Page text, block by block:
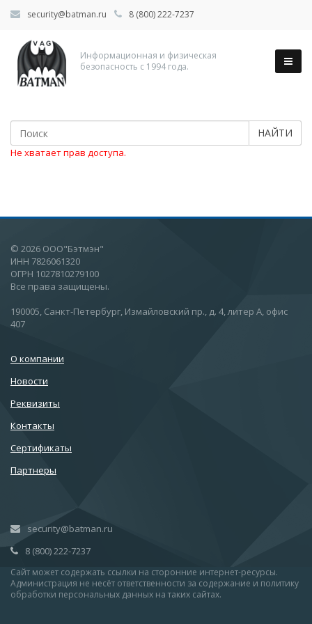
security@batman.ru 8 (800) 222-7237
Информационная и физическая
безопасность с 1994 года.
НАЙТИ
Не хватает прав доступа.
© 2026 ООО"Бэтмэн"
ИНН 7826061320
ОГРН 1027810279100
Все права защищены.
190005, Санкт-Петербург, Измайловский пр., д. 4, литер А, офис
407
О компании
Новости
Реквизиты
Контакты
Сертификаты
Партнеры
security@batman.ru
8 (800) 222-7237
Сайт может содержать ссылки на сторонние интернет-ресурсы.
Администрация не несёт ответственности за содержание и политику
обработки персональных данных на таких сайтах.